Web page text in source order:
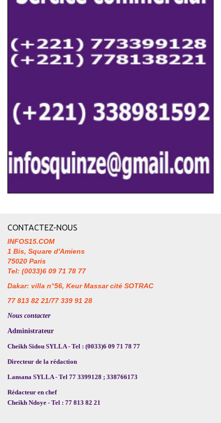
CONTACTEZ-NOUS
INFOS15.COM
1 Bis, Square d'Amiens
75020 Paris
Tel: (0033)6 09 71 78 77
Dakar: villa n°56, Keur Massar cité SOTRAC
77 813 82 21/77 339 91 28
Nous contacter
Administrateur
Cheikh Sidou SYLLA - Tel : (0033)6 09 71 78 77
Directeur de la rédaction
Lansana SYLLA - Tel 77 3399128 ; 338766173
Rédacteur en chef
Cheikh Ndoye - Tel : 77 813 82 21